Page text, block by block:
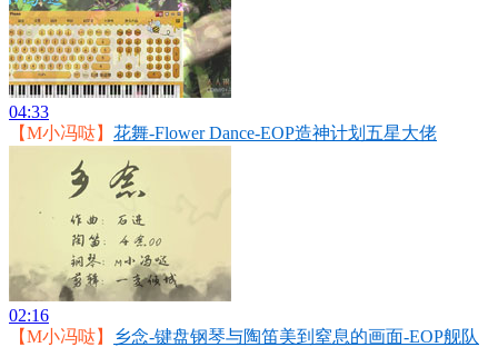
04:33
【M小冯哒】 花舞-Flower Dance-EOP造神计划五星大佬
02:16
【M小冯哒】
乡念-键盘钢琴与陶笛美到窒息的画面-EOP舰队